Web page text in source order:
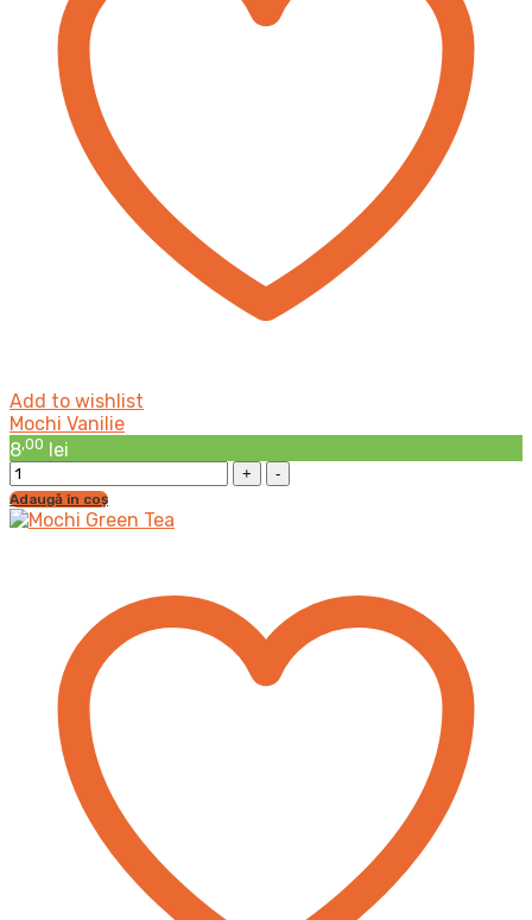
Add to wishlist
Mochi Vanilie
8,00
lei
Mochi
Vanilie
cantitatea
Adaugă în coș